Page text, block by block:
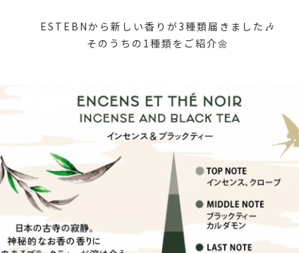
ESTEBNから新しい香りが3種類届きました🎶
そのうちの1種類をご紹介🌼